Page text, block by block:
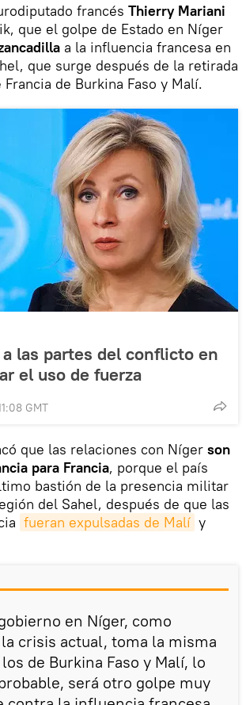
francés Thierry Mariani
que el golpe de Estado en Níger
a la influencia francesa en
que surge después de la retirada
de Burkina Faso y Malí.
las partes del conflicto en
el uso de fuerza
GMT
que las relaciones con Níger son
para Francia, porque el país
bastión de la presencia militar
del Sahel, después de que las
fueran expulsadas de Malí y
en Níger, como
crisis actual, toma la misma
de Burkina Faso y Malí, lo
será otro golpe muy